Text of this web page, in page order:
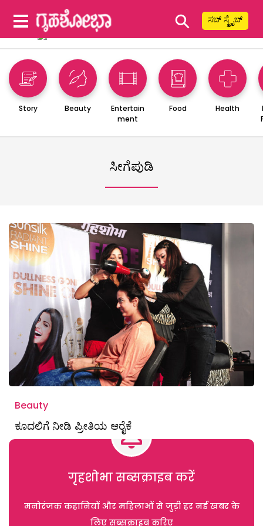
⚲ ಸಬ್ ಸ್ಕ್ರೈಬ್
Story Beauty
Entertain
ment
Food Health
ಸೀಗೆಪುಡಿ
Beauty
ಕೂದಲಿಗೆ ನೀಡಿ ಪ್ರೀತಿಯ ಆರೈಕೆ
गृहशोभा सब्सक्राइब करें
मनोरंजक कहानियों और महिलाओं से जुड़ी हर नई खबर के
लिए सब्सक्राइब करिए